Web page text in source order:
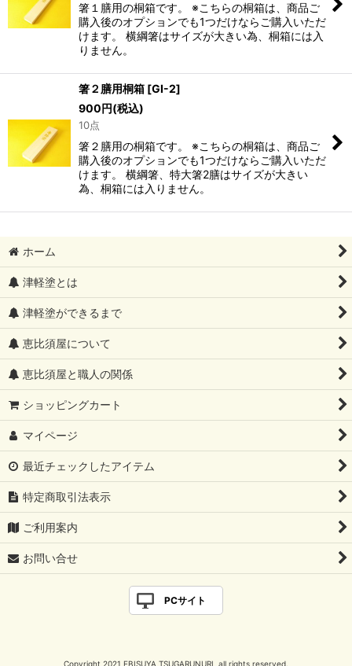
箸１膳用の桐箱です。 ※こちらの桐箱は、商品ご
購入後のオプションでも1つだけならご購入いただ
けます。 横綱箸はサイズが大きい為、桐箱には入
りません。
箸２膳用桐箱 [GI-2]
900円(税込)
10点
箸２膳用の桐箱です。 ※こちらの桐箱は、商品ご
購入後のオプションでも1つだけならご購入いただ
けます。 横綱箸、特大箸2膳はサイズが大きい
為、桐箱には入りません。
ホーム
津軽塗とは
津軽塗ができるまで
恵比須屋について
恵比須屋と職人の関係
ショッピングカート
マイページ
最近チェックしたアイテム
特定商取引法表示
ご利用案内
お問い合せ
PCサイト
Copyright 2021 EBISUYA TSUGARUNURI all rights reserved.